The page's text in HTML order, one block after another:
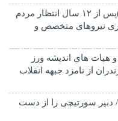
پروژه سیدالشهدای خدمت ( پل تا پل)پس از ۱۲ سال انتظار مردم
نیروهای متخصص و
هیات های اندیشه ورز
از نامزد جبهه انقلاب
دبیر سورتیچی را از دست